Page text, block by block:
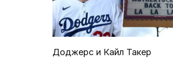
Доджерс и Кайл Такер